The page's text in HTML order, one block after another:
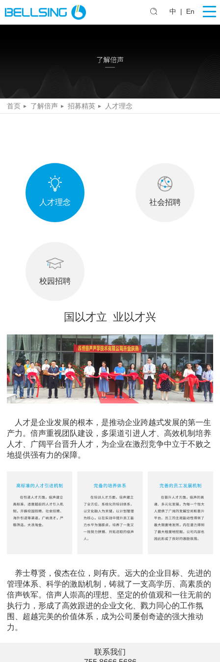
中 | En
首页 了解倍声 招募精英 人才理念
人才理念 社会招聘
校园招聘
国以才立 业以才兴
人才是企业发展的根本，是推动企业跨越式发展的第一生
产力。倍声重视团队建设，多渠道引进人才、高效机制培养
人才、广阔平台晋升人才，为企业在激烈竞争中立于不败之
地提供强有力的保障。
养士尊贤，俊杰在位，则有庆。远大的企业目标、先进的
管理体系、科学的激励机制，铸就了一支高学历、高素质的
倍声铁军。倍声人崇高的理想、坚定的价值观和一往无前的
执行力，形成了高效跟进的企业文化、戮力同心的工作氛
围、超越完美的价值体系，成为公司屡创奇迹的强大推动
力。
联系我们